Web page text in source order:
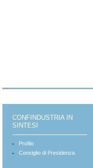
CONFINDUSTRIA IN
SINTESI
Profilo
Consiglio di Presidenza